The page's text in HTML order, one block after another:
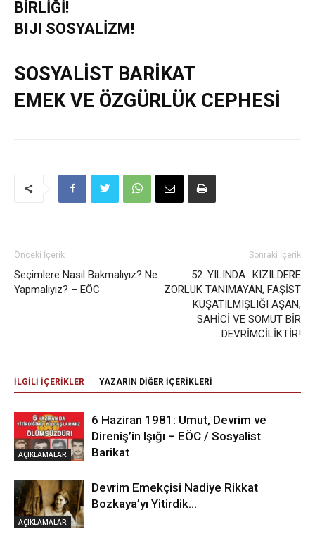
BİRLİĞİ!
BIJI SOSYALİZM!
SOSYALİST BARİKAT
EMEK VE ÖZGÜRLÜK CEPHESİ
Önceki İçerik
Seçimlere Nasıl Bakmalıyız? Ne
Yapmalıyız? – EÖC
Sonraki İçerik
52. YILINDA.. KIZILDERE
ZORLUK TANIMAYAN, FAŞİST
KUŞATILMIŞLIĞI AŞAN,
SAHİCİ VE SOMUT BİR
DEVRİMCİLİKTİR!
İLGİLİ İÇERİKLER YAZARIN DİĞER İÇERİKLERİ
AÇIKLAMALAR
6 Haziran 1981: Umut, Devrim ve
Direniş’in Işığı – EÖC / Sosyalist
Barikat
AÇIKLAMALAR
Devrim Emekçisi Nadiye Rikkat
Bozkaya’yı Yitirdik…